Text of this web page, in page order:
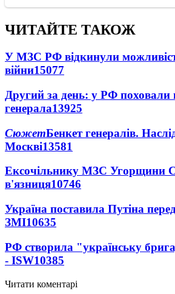
ЧИТАЙТЕ ТАКОЖ
У МЗС РФ відкинули
війни15077
Другий за день: у РФ поховали
генерала13925
СюжетБенкет генералів.
Москві13581
Ексочільнику МЗС Угорщини
в'язниця10746
Україна поставила Путіна
ЗМІ10635
РФ створила "українську
- ISW10385
Читати коментарі